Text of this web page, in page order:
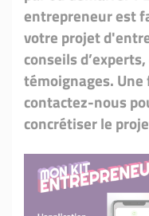
entrepreneur est
votre projet
conseils
témoignages.
contactez-nous
concrétiser le